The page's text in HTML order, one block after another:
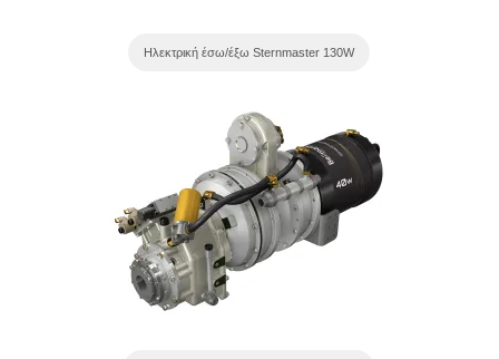
Ηλεκτρική έσω/έξω Sternmaster 130W